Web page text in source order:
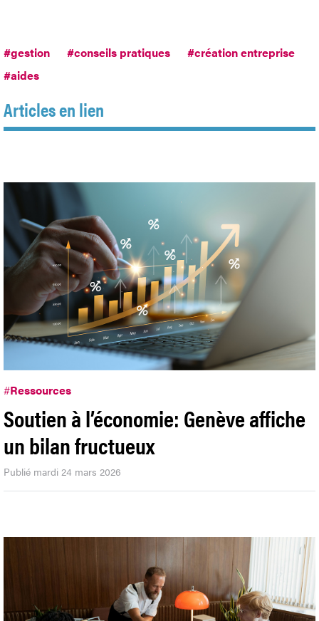
#gestion #conseils pratiques
#création entreprise
#aides
Articles en lien
#Ressources
Soutien à l’économie: Genève affiche
un bilan fructueux
Publié mardi 24 mars 2026